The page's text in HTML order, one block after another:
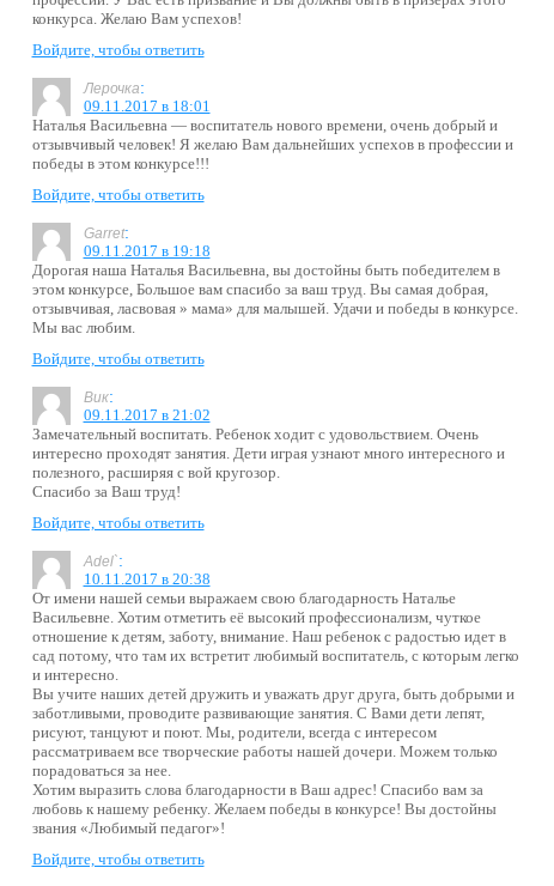
конкурса. Желаю Вам успехов!
Войдите, чтобы ответить
Лерочка:
09.11.2017 в 18:01
Наталья Васильевна — воспитатель нового времени, очень добрый и
отзывчивый человек! Я желаю Вам дальнейших успехов в профессии и
победы в этом конкурсе!!!
Войдите, чтобы ответить
Garret:
09.11.2017 в 19:18
Дорогая наша Наталья Васильевна, вы достойны быть победителем в
этом конкурсе, Большое вам спасибо за ваш труд. Вы самая добрая,
отзывчивая, ласвовая » мама» для малышей. Удачи и победы в конкурсе.
Мы вас любим.
Войдите, чтобы ответить
Вик:
09.11.2017 в 21:02
Замечательный воспитать. Ребенок ходит с удовольствием. Очень
интересно проходят занятия. Дети играя узнают много интересного и
полезного, расширяя с вой кругозор.
Спасибо за Ваш труд!
Войдите, чтобы ответить
Adel`:
10.11.2017 в 20:38
От имени нашей семьи выражаем свою благодарность Наталье
Васильевне. Хотим отметить её высокий профессионализм, чуткое
отношение к детям, заботу, внимание. Наш ребенок с радостью идет в
сад потому, что там их встретит любимый воспитатель, с которым легко
и интересно.
Вы учите наших детей дружить и уважать друг друга, быть добрыми и
заботливыми, проводите развивающие занятия. С Вами дети лепят,
рисуют, танцуют и поют. Мы, родители, всегда с интересом
рассматриваем все творческие работы нашей дочери. Можем только
порадоваться за нее.
Хотим выразить слова благодарности в Ваш адрес! Спасибо вам за
любовь к нашему ребенку. Желаем победы в конкурсе! Вы достойны
звания «Любимый педагог»!
Войдите, чтобы ответить